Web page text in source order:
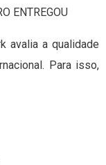
ENTREGOU
avalia a qualidade
Para isso,